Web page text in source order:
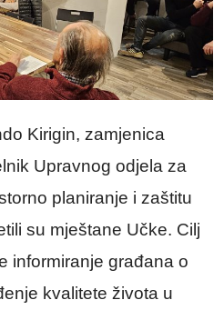
Kirigin, zamjenica
Upravnog odjela za
planiranje i zaštitu
su mještane Učke. Cilj
informiranje građana o
kvalitete života u